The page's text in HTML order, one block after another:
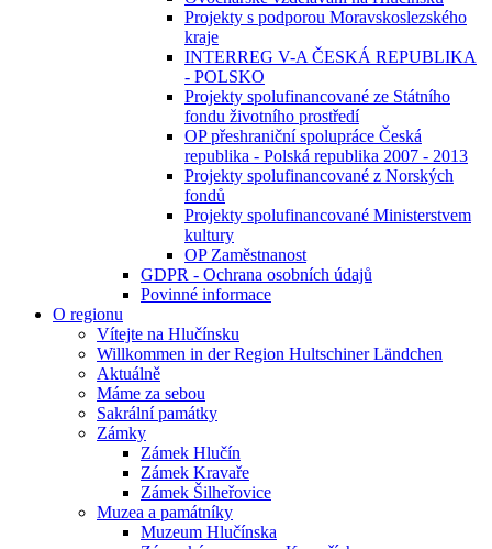
Projekty s podporou Moravskoslezského
kraje
INTERREG V-A ČESKÁ REPUBLIKA
- POLSKO
Projekty spolufinancované ze Státního
fondu životního prostředí
OP přeshraniční spolupráce Česká
republika - Polská republika 2007 - 2013
Projekty spolufinancované z Norských
fondů
Projekty spolufinancované Ministerstvem
kultury
OP Zaměstnanost
GDPR - Ochrana osobních údajů
Povinné informace
O regionu
Vítejte na Hlučínsku
Willkommen in der Region Hultschiner Ländchen
Aktuálně
Máme za sebou
Sakrální památky
Zámky
Zámek Hlučín
Zámek Kravaře
Zámek Šilheřovice
Muzea a památníky
Muzeum Hlučínska